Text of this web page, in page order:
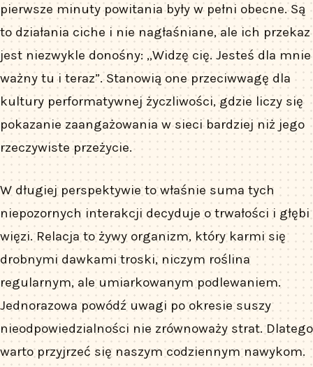
pierwsze minuty powitania były w pełni obecne. Są
to działania ciche i nie nagłaśniane, ale ich przekaz
jest niezwykle donośny: „Widzę cię. Jesteś dla mnie
ważny tu i teraz”. Stanowią one przeciwwagę dla
kultury performatywnej życzliwości, gdzie liczy się
pokazanie zaangażowania w sieci bardziej niż jego
rzeczywiste przeżycie.
W długiej perspektywie to właśnie suma tych
niepozornych interakcji decyduje o trwałości i głębi
więzi. Relacja to żywy organizm, który karmi się
drobnymi dawkami troski, niczym roślina
regularnym, ale umiarkowanym podlewaniem.
Jednorazowa powódź uwagi po okresie suszy
nieodpowiedzialności nie zrównoważy strat. Dlatego
warto przyjrzeć się naszym codziennym nawykom.